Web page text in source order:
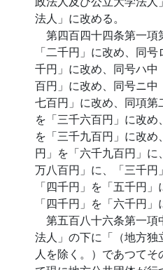
法人」に改める。
第四百四十四条第一
「二千円」に改め、同
千円」に改め、同号ハ
百円」に改め、同号ニ
七百円」に改め、同項第
を「三千六百円」に改め
を「三千九百円」に改
円」を「六千九百円」
万八百円」に、「三千円
「四千円」を「五千円
「四千円」を「六千円」
第五百八十六条第一
法人」の下に「（地方
人を除く。）であつて